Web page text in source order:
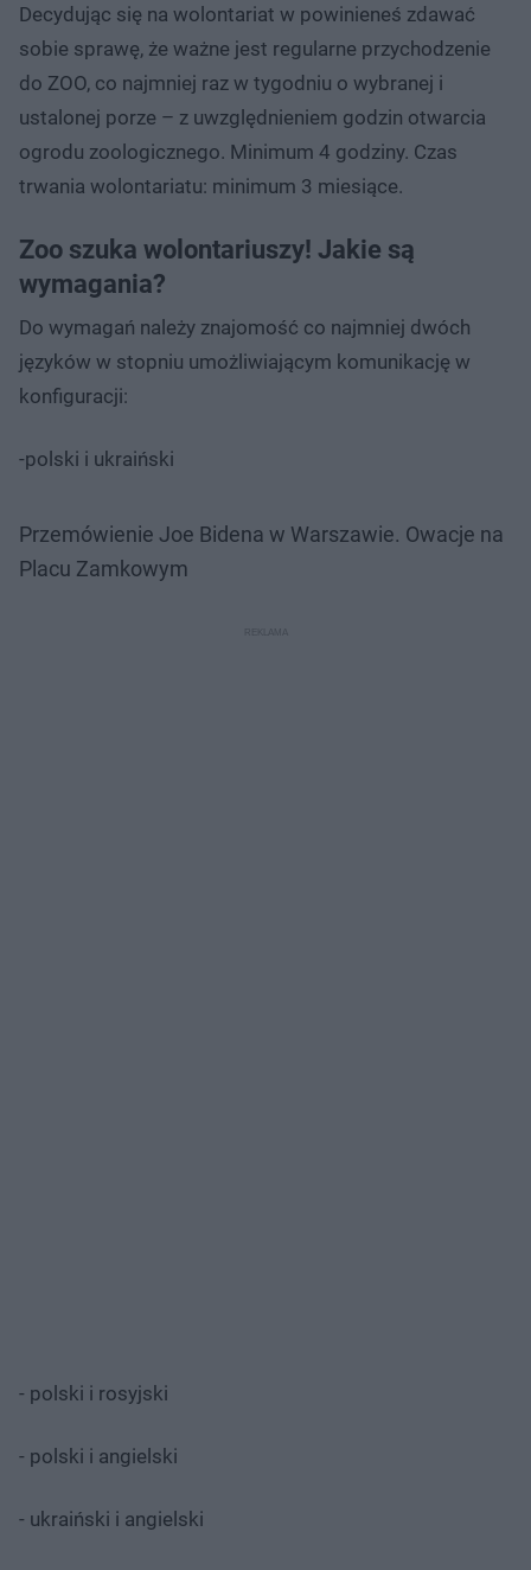
Decydując się na wolontariat w powinieneś zdawać
sobie sprawę, że ważne jest regularne przychodzenie
do ZOO, co najmniej raz w tygodniu o wybranej i
ustalonej porze – z uwzględnieniem godzin otwarcia
ogrodu zoologicznego. Minimum 4 godziny. Czas
trwania wolontariatu: minimum 3 miesiące.
Zoo szuka wolontariuszy! Jakie są
wymagania?
Do wymagań należy znajomość co najmniej dwóch
języków w stopniu umożliwiającym komunikację w
konfiguracji:
-polski i ukraiński
Przemówienie Joe Bidena w Warszawie. Owacje na
Placu Zamkowym
- polski i rosyjski
- polski i angielski
- ukraiński i angielski